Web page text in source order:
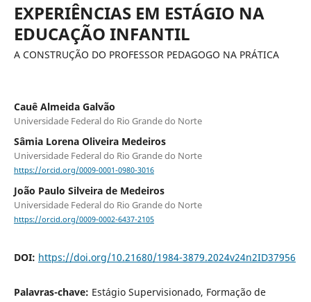
EXPERIÊNCIAS EM ESTÁGIO NA
EDUCAÇÃO INFANTIL
A CONSTRUÇÃO DO PROFESSOR PEDAGOGO NA PRÁTICA
Cauê Almeida Galvão
Universidade Federal do Rio Grande do Norte
Sâmia Lorena Oliveira Medeiros
Universidade Federal do Rio Grande do Norte
https://orcid.org/0009-0001-0980-3016
João Paulo Silveira de Medeiros
Universidade Federal do Rio Grande do Norte
https://orcid.org/0009-0002-6437-2105
DOI: https://doi.org/10.21680/1984-3879.2024v24n2ID37956
Palavras-chave: Estágio Supervisionado, Formação de